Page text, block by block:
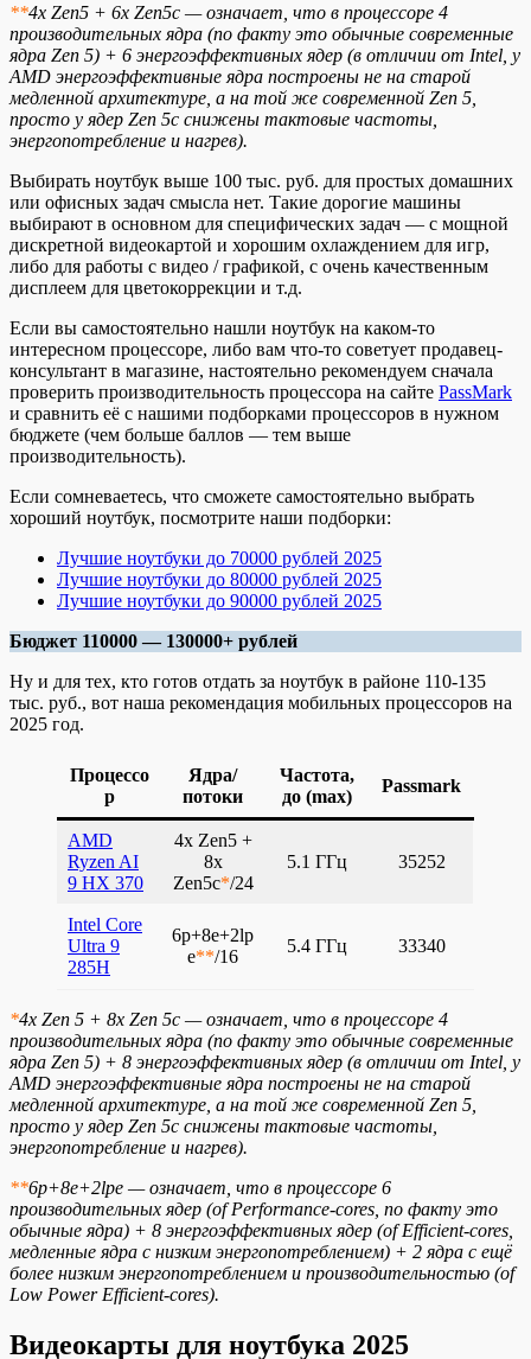
**4x Zen5 + 6x Zen5c — означает, что в процессоре 4
производительных ядра (по факту это обычные современные
ядра Zen 5) + 6 энергоэффективных ядер (в отличии от Intel, у
AMD энергоэффективные ядра построены не на старой
медленной архитектуре, а на той же современной Zen 5,
просто у ядер Zen 5c снижены тактовые частоты,
энергопотребление и нагрев).
Выбирать ноутбук выше 100 тыс. руб. для простых домашних
или офисных задач смысла нет. Такие дорогие машины
выбирают в основном для специфических задач — с мощной
дискретной видеокартой и хорошим охлаждением для игр,
либо для работы с видео / графикой, с очень качественным
дисплеем для цветокоррекции и т.д.
Если вы самостоятельно нашли ноутбук на каком-то
интересном процессоре, либо вам что-то советует продавец-
консультант в магазине, настоятельно рекомендуем сначала
проверить производительность процессора на сайте PassMark
и сравнить её с нашими подборками процессоров в нужном
бюджете (чем больше баллов — тем выше
производительность).
Если сомневаетесь, что сможете самостоятельно выбрать
хороший ноутбук, посмотрите наши подборки:
Лучшие ноутбуки до 70000 рублей 2025
Лучшие ноутбуки до 80000 рублей 2025
Лучшие ноутбуки до 90000 рублей 2025
Бюджет 110000 — 130000+ рублей
Ну и для тех, кто готов отдать за ноутбук в районе 110-135
тыс. руб., вот наша рекомендация мобильных процессоров на
2025 год.
Процессо
р
Ядра/
потоки
Частота,
до (max)
Passmark
AMD
Ryzen AI
9 HX 370
4x Zen5 +
8x
Zen5c*/24
5.1 ГГц 35252
Intel Core
Ultra 9
285H
6p+8e+2lp
e**/16
5.4 ГГц 33340
*4x Zen 5 + 8x Zen 5c — означает, что в процессоре 4
производительных ядра (по факту это обычные современные
ядра Zen 5) + 8 энергоэффективных ядер (в отличии от Intel, у
AMD энергоэффективные ядра построены не на старой
медленной архитектуре, а на той же современной Zen 5,
просто у ядер Zen 5c снижены тактовые частоты,
энергопотребление и нагрев).
**6p+8e+2lpe — означает, что в процессоре 6
производительных ядер (of Performance-cores, по факту это
обычные ядра) + 8 энергоэффективных ядер (of Efficient-cores,
медленные ядра с низким энергопотреблением) + 2 ядра с ещё
более низким энергопотреблением и производительностью (of
Low Power Efficient-cores).
Видеокарты для ноутбука 2025